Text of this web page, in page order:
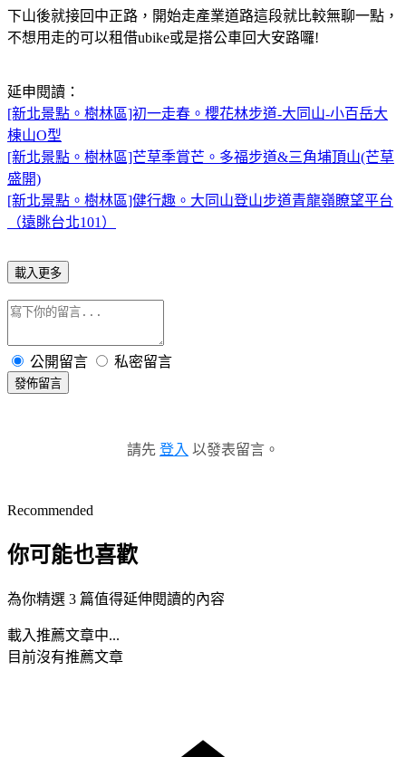
下山後就接回中正路，開始走產業道路這段就比較無聊一點，
不想用走的可以租借ubike或是搭公車回大安路囉!
延申閱讀：
[新北景點。樹林區]初一走春。櫻花林步道-大同山-小百岳大
棟山O型
[新北景點。樹林區]芒草季賞芒。多福步道&三角埔頂山(芒草
盛開)
[新北景點。樹林區]健行趣。大同山登山步道青龍嶺瞭望平台
（遠眺台北101）
載入更多
公開留言 私密留言
發佈留言
請先 登入 以發表留言。
Recommended
你可能也喜歡
為你精選 3 篇值得延伸閱讀的內容
載入推薦文章中...
目前沒有推薦文章